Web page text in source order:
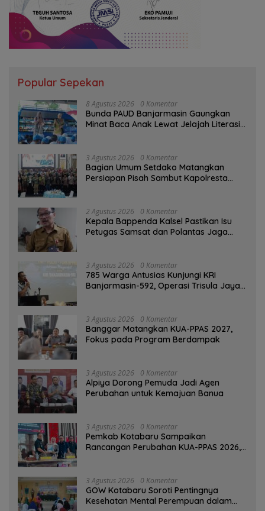
Popular Sepekan
8 Agustus 2026 0 Komentar
Bunda PAUD Banjarmasin Gaungkan
Minat Baca Anak Lewat Jelajah Literasi
3 Agustus 2026 0 Komentar
Bagian Umum Setdako Matangkan
Persiapan Pisah Sambut Kapolresta
2 Agustus 2026 0 Komentar
Kepala Bappenda Kalsel Pastikan Isu
Petugas Samsat dan Polantas Jaga
3 Agustus 2026 0 Komentar
785 Warga Antusias Kunjungi KRI
Banjarmasin-592, Operasi Trisula Jaya
3 Agustus 2026 0 Komentar
‎Banggar Matangkan KUA-PPAS 2027,
Fokus pada Program Berdampak
3 Agustus 2026 0 Komentar
‎Alpiya Dorong Pemuda Jadi Agen
Perubahan untuk Kemajuan Banua ‎
3 Agustus 2026 0 Komentar
Pemkab Kotabaru Sampaikan
Rancangan Perubahan KUA-PPAS 2026,
3 Agustus 2026 0 Komentar
GOW Kotabaru Soroti Pentingnya
Kesehatan Mental Perempuan dalam